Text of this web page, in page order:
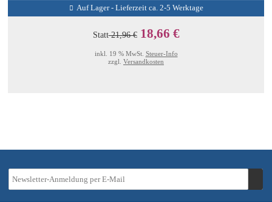
Auf Lager - Lieferzeit ca. 2-5 Werktage
Statt21,96 € 18,66 €
inkl. 19 % MwSt. Steuer-Info
zzgl. Versandkosten